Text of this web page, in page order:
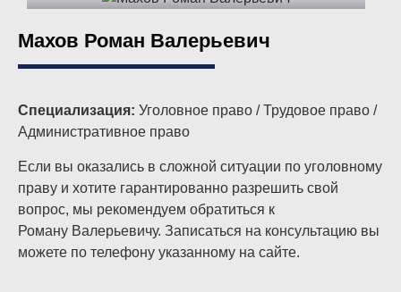
Махов Роман Валерьевич
Специализация: Уголовное право /Трудовое право /
Административное право
Если вы оказались в сложной ситуации по уголовному
праву и хотите гарантированно разрешить свой
вопрос, мы рекомендуем обратиться к
Роману Валерьевичу. Записаться на консультацию вы
можете по телефону указанному на сайте.